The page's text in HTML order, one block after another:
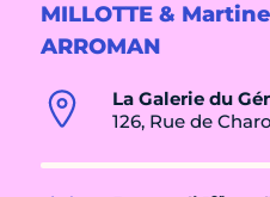
MILLOTTE &
ARROMAN
La Galerie du
126, Rue de